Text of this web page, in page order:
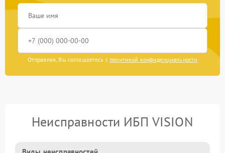
Отправляя, Вы соглашаетесь с политикой конфиденциальности
Неисправности ИБП VISION